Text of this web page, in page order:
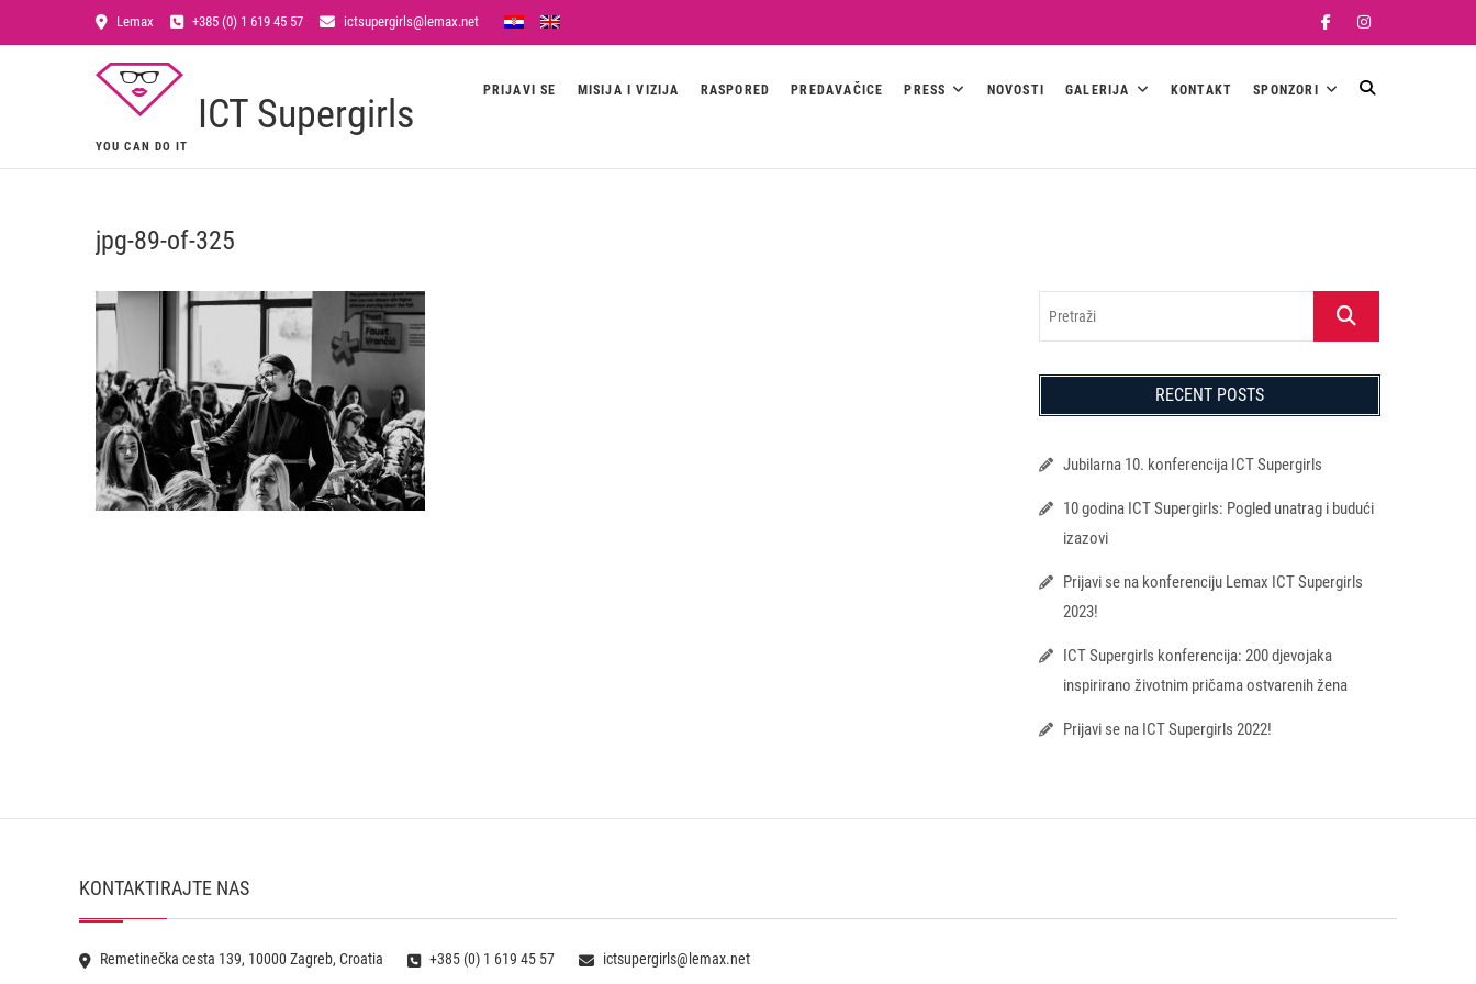
Lemax +385 (0) 1 619 45 57 ictsupergirls@lemax.net FacebookInstagram
ICT Supergirls
YOU CAN DO IT
PRIJAVI SE MISIJA I VIZIJA RASPORED PREDAVAČICE PRESS NOVOSTI GALERIJA KONTAKT SPONZORI
jpg-89-of-325
Pretraži
RECENT POSTS
Jubilarna 10. konferencija ICT Supergirls
10 godina ICT Supergirls: Pogled unatrag i budući
izazovi
Prijavi se na konferenciju Lemax ICT Supergirls
2023!
ICT Supergirls konferencija: 200 djevojaka
inspirirano životnim pričama ostvarenih žena
Prijavi se na ICT Supergirls 2022!
KONTAKTIRAJTE NAS
Remetinečka cesta 139, 10000 Zagreb, Croatia +385 (0) 1 619 45 57 ictsupergirls@lemax.net